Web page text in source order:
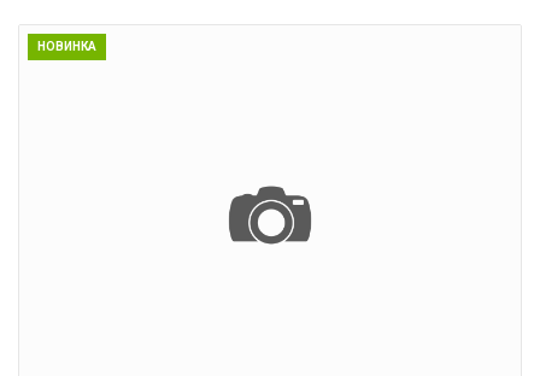
НОВИНКА
ПОДРОБНЕЕ